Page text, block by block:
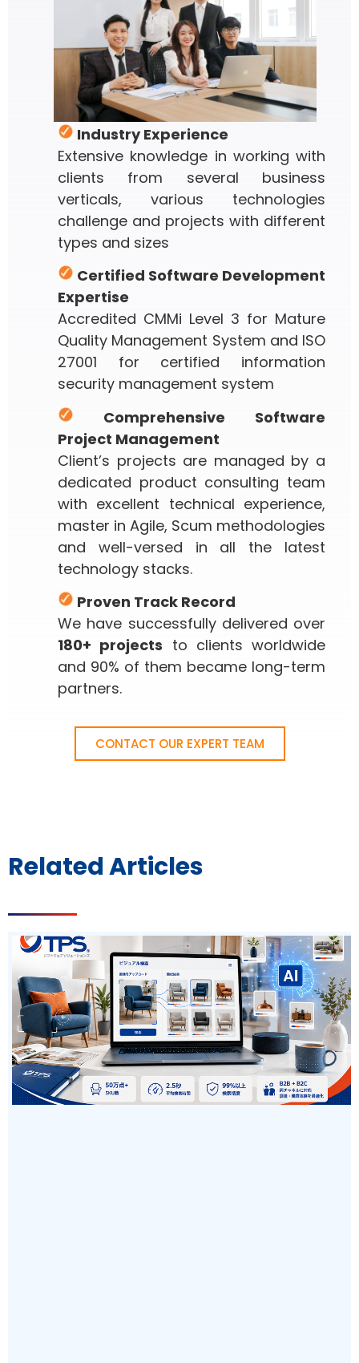
Industry Experience
Extensive knowledge in working with
clients from several business
verticals, various technologies
challenge and projects with different
types and sizes
Certified Software Development
Expertise
Accredited CMMi Level 3 for Mature
Quality Management System and ISO
27001 for certified information
security management system
Comprehensive Software
Project Management
Client’s projects are managed by a
dedicated product consulting team
with excellent technical experience,
master in Agile, Scum methodologies
and well-versed in all the latest
technology stacks.
Proven Track Record
We have successfully delivered over
180+ projects to clients worldwide
and 90% of them became long-term
partners.
CONTACT OUR EXPERT TEAM
Related Articles